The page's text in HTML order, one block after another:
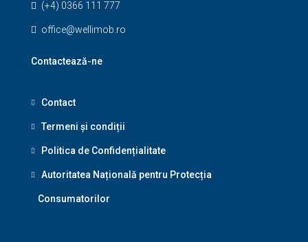
(+4) 0366 111 777
office@wellimob.ro
Contactează-ne
Contact
Termeni și condiții
Politica de Confidențialitate
Autoritatea Națională pentru Protecția
Consumatorilor